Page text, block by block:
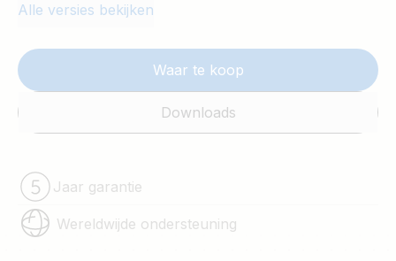
Alle versies bekijken
Waar te koop
Downloads
Jaar garantie
Wereldwijde ondersteuning